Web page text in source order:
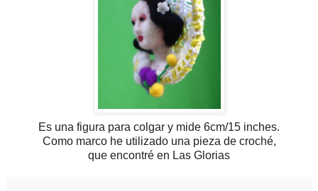
Es una figura para colgar y mide 6cm/15 inches.
Como marco he utilizado una pieza de croché,
que encontré en Las Glorias